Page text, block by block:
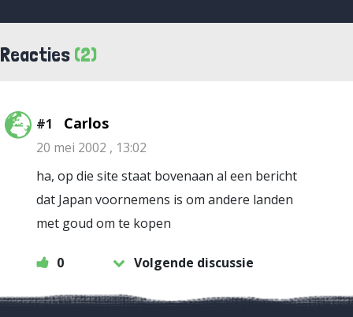
Reacties (2)
#1 Carlos
20 mei 2002 , 13:02
ha, op die site staat bovenaan al een bericht
dat Japan voornemens is om andere landen
met goud om te kopen
0 Volgende discussie